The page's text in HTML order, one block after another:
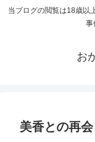
当ブログの閲覧は18歳以
事
お
美香との再